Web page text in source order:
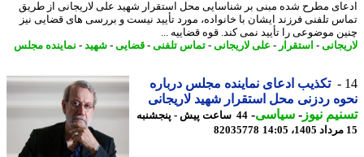
مطرح شده مبنی بر شناسایی محل استقرار شهید علی لاریجانی از طریق
تلفنی فرزند ایشان با خانواده، مورد تأیید نیست و بررسی های قضایی نیز
موضوعی را تأیید نمی کند. قوه قضاییه ...
-استقرار- علی لاریجانی-تماس تلفنی-قضایی-شهید-نماینده مجلس
تکذیب ادعای نماینده مجلس درباره
ردزنی محل استقرار شهید لاریجانی
نیوز-سیاسی-
44 ساعت پیش - پنجشنبه
82035778